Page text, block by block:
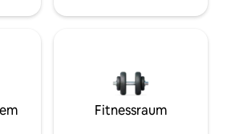
Fitnessraum